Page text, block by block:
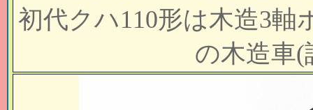
初代クハ110形は木造3軸
の木造車(